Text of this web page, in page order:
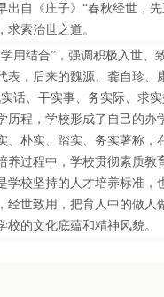
《庄子》“春秋经世，先
求索治世之道。
结合”，强调积极入世、
表，后来的魏源、龚自珍、
话、干实事、务实际、求
程，学校形成了自己的办学
、朴实、踏实、务实著称，
过程中，学校贯彻素质教育
学校坚持的人才培养标准，
世致用，把育人中的做人做
校的文化底蕴和精神风貌。